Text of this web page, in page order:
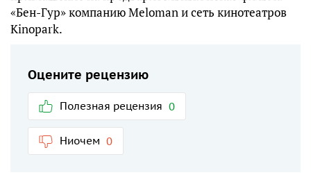
«Бен-Гур» компанию Meloman и сеть кинотеатров
Kinopark.
Оцените рецензию
Полезная рецензия 0
Ниочем 0